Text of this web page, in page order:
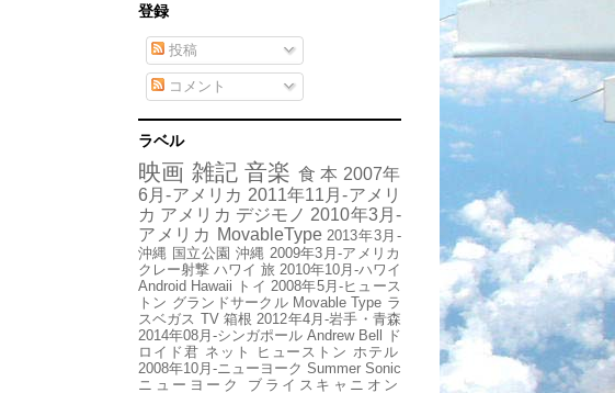
登録
投稿
コメント
ラベル
映画 雑記 音楽 食 本 2007年
6月-アメリカ 2011年11月-アメリ
カ アメリカ デジモノ 2010年3月-
アメリカ MovableType 2013年3月-
沖縄 国立公園 沖縄 2009年3月-アメリカ
クレー射撃 ハワイ 旅 2010年10月-ハワイ
Android Hawaii トイ 2008年5月-ヒュース
トン グランドサークル Movable Type ラ
スベガス TV 箱根 2012年4月-岩手・青森
2014年08月-シンガポール Andrew Bell
ド
ロイド君 ネット ヒューストン ホテル
2008年10月-ニューヨーク Summer Sonic
ニューヨーク
ブライスキャニオン